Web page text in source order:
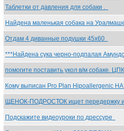
Таблетки от давления для собаки .
Найдена маленькая собака на
Отдам 4 диванные подушки 45x60
***Найдена сука черно-подпалая
помогите поставить укол в/м собаке.
Кому выписан Pro Plan Hipoallergenic
ЩЕНОК-ПОДРОСТОК ищет передержку
Подскажите видеоуроки по дрессуре